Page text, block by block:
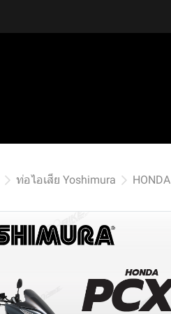
ท่อไอเสีย Yoshimura HONDA